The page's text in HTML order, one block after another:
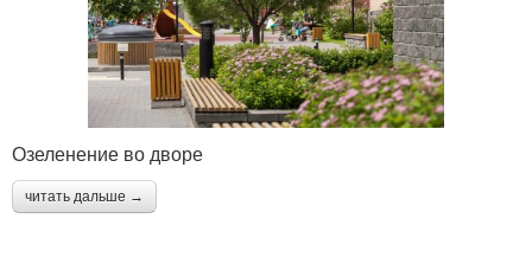
Озеленение во дворе
читать дальше →